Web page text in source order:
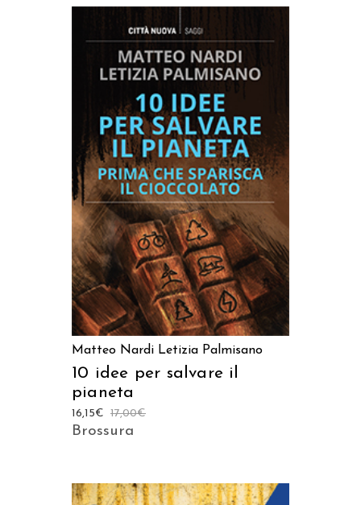
AGGIUNGI AL CARRELLO
Matteo Nardi Letizia Palmisano
10 idee per salvare il
pianeta
17,00€
16,15€
Brossura